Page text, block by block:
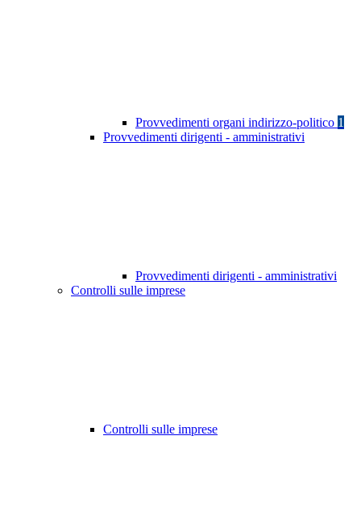
Provvedimenti organi indirizzo-politico 1
Provvedimenti dirigenti - amministrativi
Provvedimenti dirigenti - amministrativi
Controlli sulle imprese
Controlli sulle imprese